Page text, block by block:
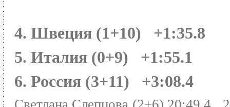
4. Швеция (1+10) +1:35.8
5. Италия (0+9) +1:55.1
6. Россия (3+11) +3:08.4